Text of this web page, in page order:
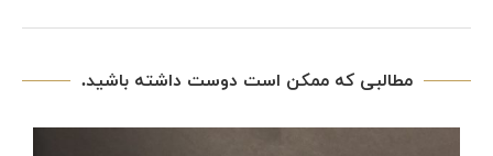
مطالبی که ممکن است دوست داشته باشید.